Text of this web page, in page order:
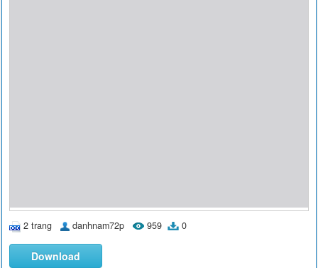
2 trang danhnam72p 959 0
Download